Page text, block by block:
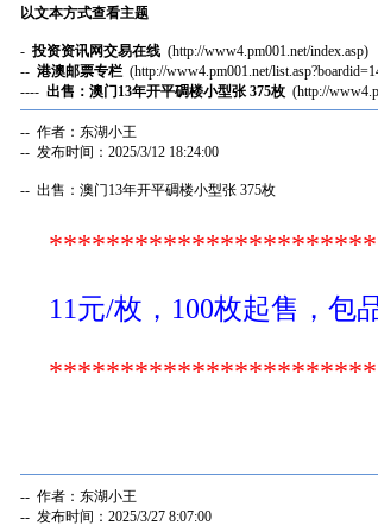
以文本方式查看主题
- 投资资讯网交易在线(http://www4.pm001.net/index.asp)
-- 港澳邮票专栏(http://www4.pm001.net/
---- 出售：澳门13年开平碉楼小型张 375枚(http://
-- 作者：东湖小王
-- 发布时间：2025/3/12 18:24:00
-- 出售：澳门13年开平碉楼小型张 375枚
11元/枚，100枚起售，包
-- 作者：东湖小王
-- 发布时间：2025/3/27 8:07:00